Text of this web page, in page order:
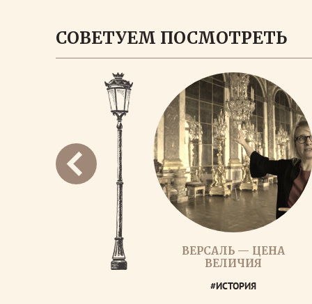
СОВЕТУЕМ ПОСМОТРЕТЬ
ВЕРСАЛЬ — ЦЕНА
ВЕЛИЧИЯ
#ИСТОРИЯ